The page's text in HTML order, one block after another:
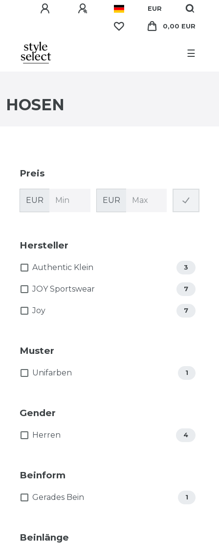
EUR
0,00 EUR
☰
HOSEN
Preis
EUR EUR
Hersteller
Authentic Klein 3
JOY Sportswear 7
Joy 7
Muster
Unifarben 1
Gender
Herren 4
Beinform
Gerades Bein 1
Beinlänge